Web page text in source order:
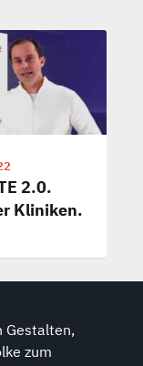
2.0.
Kliniken.
Gestalten,
zum